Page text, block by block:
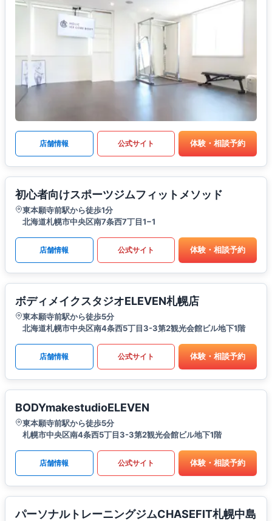
店舗情報 公式サイト 体験・相談予約
初心者向けスポーツジムフィットメソッド
東本願寺前駅から徒歩1分
北海道札幌市中央区南7条西7丁目1−1
店舗情報 公式サイト 体験・相談予約
ボディメイクスタジオELEVEN札幌店
東本願寺前駅から徒歩5分
北海道札幌市中央区南4条西5丁目3-3第2観光会館ビル地下1階
店舗情報 公式サイト 体験・相談予約
BODYmakestudioELEVEN
東本願寺前駅から徒歩5分
札幌市中央区南4条西5丁目3-3第2観光会館ビル地下1階
店舗情報 公式サイト 体験・相談予約
パーソナルトレーニングジムCHASEFIT札幌中島